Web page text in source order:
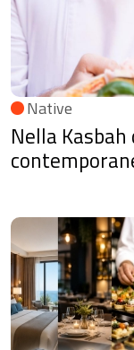
Native
Nella